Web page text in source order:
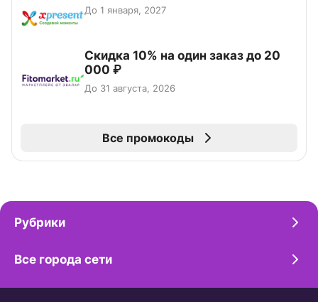
До 1 января, 2027
Скидка 10% на один заказ до 20
000 ₽
До 31 августа, 2026
Все промокоды
Рубрики
Все города сети